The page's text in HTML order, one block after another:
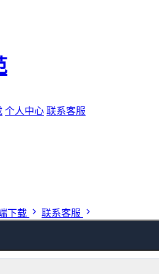
个人中心 联系客服
下载 联系客服